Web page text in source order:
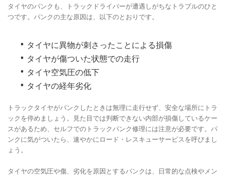
タイヤのパンクも、トラックドライバーが遭遇しがちなトラブルのひと
つです。パンクの主な原因は、以下のとおりです。
タイヤに異物が刺さったことによる損傷
タイヤが傷ついた状態での走行
タイヤ空気圧の低下
タイヤの経年劣化
トラックタイヤがパンクしたときは無理に走行せず、安全な場所にトラ
ックを停めましょう。見た目では判断できない内部が損傷しているケー
スがあるため、セルフでのトラックパンク修理には注意が必要です。パ
ンクに気がついたら、速やかにロード・レスキューサービスを呼びまし
ょう。
タイヤの空気圧や傷、劣化を原因とするパンクは、日常的な点検やメン